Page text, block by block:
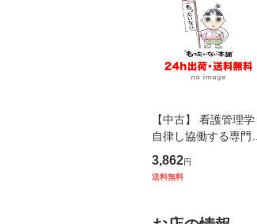
【中古】 看護管理学
自律し協働する専門職
の看護マネジメントス
キル 改訂第3版 (看護
堂 [単行
3,862円
送料無料